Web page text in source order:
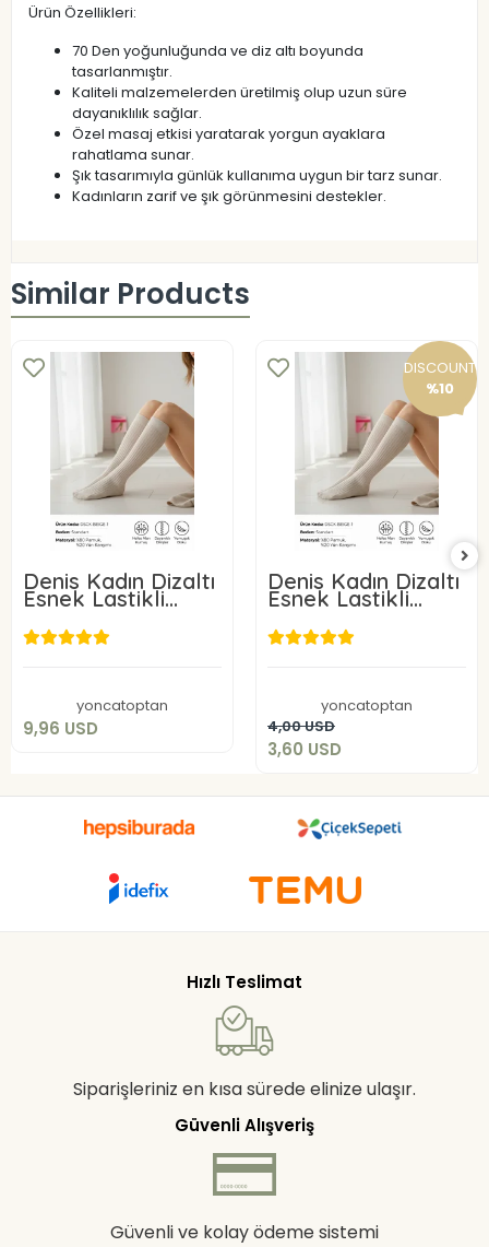
Ürün Özellikleri:
70 Den yoğunluğunda ve diz altı boyunda
tasarlanmıştır.
Kaliteli malzemelerden üretilmiş olup uzun süre
dayanıklılık sağlar.
Özel masaj etkisi yaratarak yorgun ayaklara
rahatlama sunar.
Şık tasarımıyla günlük kullanıma uygun bir tarz sunar.
Kadınların zarif ve şık görünmesini destekler.
Similar Products
Denis Kadın Dizaltı
Esnek Lastikli
Çorap Bej Rengi 3
Adet
yoncatoptan
9,96 USD
9,96 USD
DISCOUNT
%10
Denis Kadın Dizaltı
Esnek Lastikli
Çorap Bej Rengi
yoncatoptan
4,00 USD
3,60 USD
Add to cart
Hızlı Teslimat
Siparişleriniz en kısa sürede elinize ulaşır.
Güvenli Alışveriş
Güvenli ve kolay ödeme sistemi